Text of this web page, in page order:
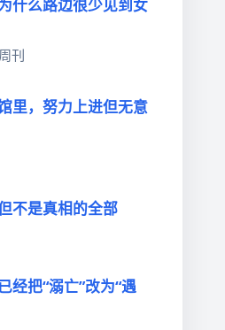
什么路边很少见到女
刊
里，努力上进但无意
不是真相的全部
经把“溺亡”改为“遇